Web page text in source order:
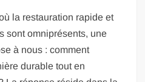
la restauration rapide et
sont omniprésents, une
à nous : comment
durable tout en